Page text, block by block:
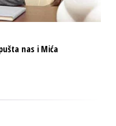
nas i Mića